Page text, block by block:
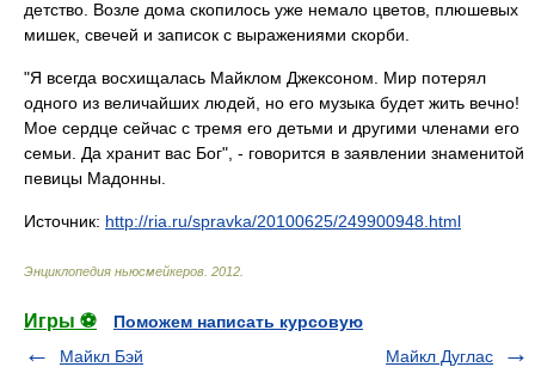
детство. Возле дома скопилось уже немало цветов, плюшевых
мишек, свечей и записок с выражениями скорби.
"Я всегда восхищалась Майклом Джексоном. Мир потерял
одного из величайших людей, но его музыка будет жить вечно!
Мое сердце сейчас с тремя его детьми и другими членами его
семьи. Да хранит вас Бог", - говорится в заявлении знаменитой
певицы Мадонны.
Источник: http://ria.ru/spravka/20100625/249900948.html
Энциклопедия ньюсмейкеров 2012
Игры ⚽
Поможем написать курсовую
Майкл Бэй
Майкл Дуглас